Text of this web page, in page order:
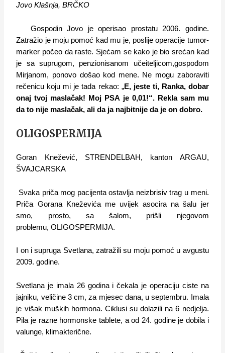
Jovo Klašnja, BRČKO
Gospodin Jovo je operisao prostatu 2006. godine.
Zatražio je moju pomoć kad mu je, poslije operacije tumor-
marker počeo da raste. Sjećam se kako je bio srećan kad
je sa suprugom, penzionisanom učeiteljicom,gospođom
Mirjanom, ponovo došao kod mene. Ne mogu zaboraviti
rečenicu koju mi je tada rekao: „E, jeste ti, Ranka, dobar
onaj tvoj maslačak! Moj PSA je 0,01!“. Rekla sam mu
da to nije maslačak, ali da ja najbitnije da je on dobro.
OLIGOSPERMIJA
Goran Knežević, STRENDELBAH, kanton ARGAU,
ŠVAJCARSKA
Svaka priča mog pacijenta ostavlja neizbrisiv trag u meni.
Priča Gorana Kneževića me uvijek asocira na šalu jer
smo, prosto, sa šalom, prišli njegovom
problemu, OLIGOSPERMIJA.
I on i supruga Svetlana, zatražili su moju pomoć u avgustu
2009. godine.
Svetlana je imala 26 godina i čekala je operaciju ciste na
jajniku, veličine 3 cm, za mjesec dana, u septembru. Imala
je višak muških hormona. Ciklusi su dolazili na 6 nedjelja.
Pila je razne hormonske tablete, a od 24. godine je dobila i
valunge, klimakterične.